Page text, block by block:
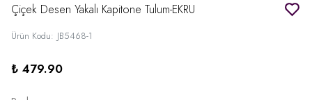
Çiçek Desen Yakalı Kapitone Tulum-EKRU
Ürün Kodu: JB5468-1
₺ 479.90